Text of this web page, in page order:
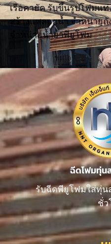
เรือคายัค รับขึ้นรูปโฟมแ
สร้างแพลอยน้ำ จำหน่าย
จำหน่ายน้ำยาพียูโฟม
ฉีดโฟมทุ่น
รับฉีดพียูโฟมใส่ทุ่น
ชั่ว